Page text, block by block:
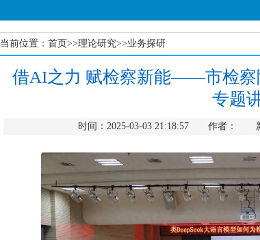
当前位置： 首页>>理论研究>>业务探研
借AI之力 赋检察新能——市检察
专题
时间：2025-03-03 21:18:57 作者：